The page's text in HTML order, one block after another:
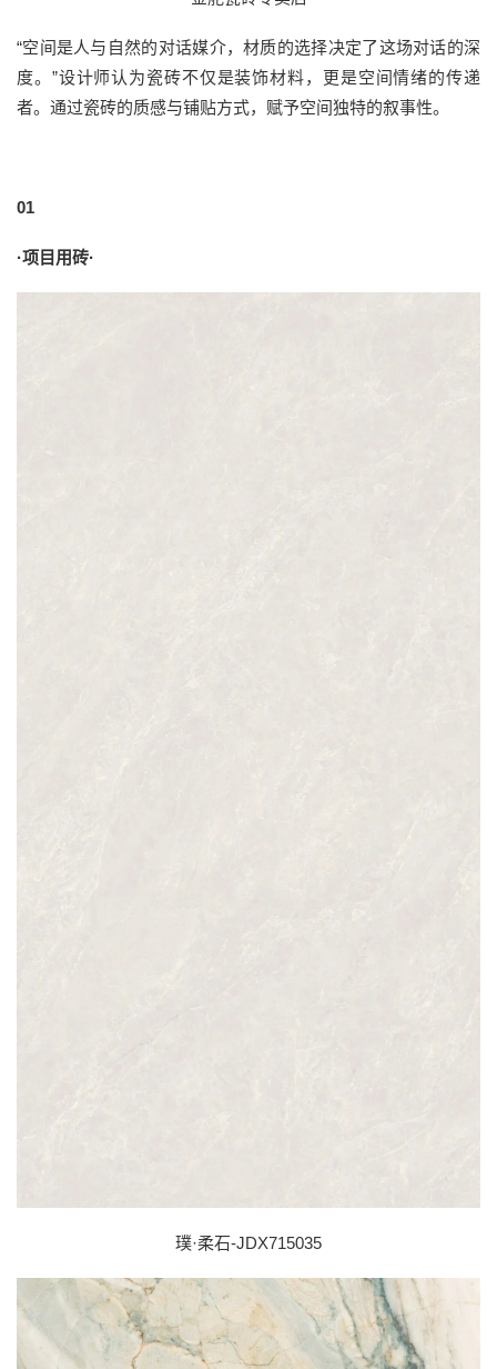
“空间是人与自然的对话媒介，材质的选择决定了这场对话的深
度。”设计师认为瓷砖不仅是装饰材料，更是空间情绪的传递
者。通过瓷砖的质感与铺贴方式，赋予空间独特的叙事性。
01
·项目用砖·
璞·柔石-JDX715035